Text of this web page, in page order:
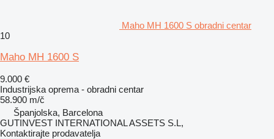
Maho MH 1600 S obradni centar
10
Maho MH 1600 S
9.000 €
Industrijska oprema - obradni centar
58.900 m/č
Španjolska, Barcelona
GUTINVEST INTERNATIONAL ASSETS S.L,
Kontaktirajte prodavatelja